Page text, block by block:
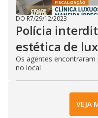
DO R7/29/12/2023
Polícia
estética de
Os agentes
no local
VEJA